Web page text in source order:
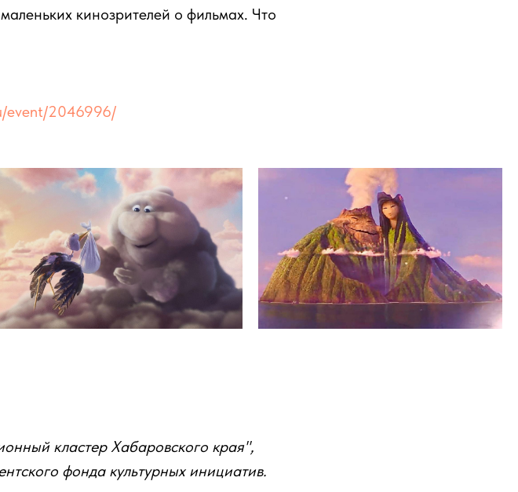
кинозрителей о фильмах. Что
event/2046996/
кластер Хабаровского края",
фонда культурных инициатив.